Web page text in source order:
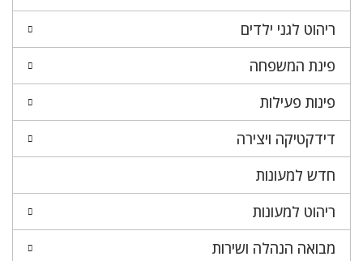
ריהוט לגני ילדים
פינת המשפחה
פינות פעילות
דידקטיקה ויצירה
חדש למעונות
ריהוט למעונות
מבואה הנהלה ושירות